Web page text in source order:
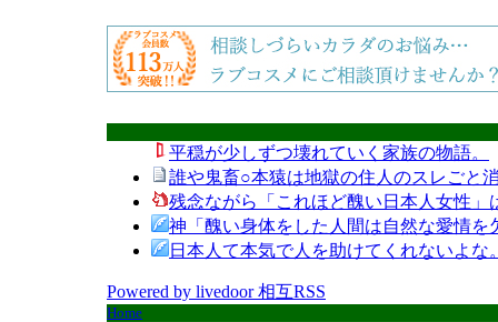
平穏が少しずつ壊れていく家族の物語。
誰や鬼畜○本猿は地獄の住人のスレごと
残念ながら「これほど醜い日本人女性
神「醜い身体をした人間は自然な愛情を
日本人て本気で人を助けてくれないよ
Powered by livedoor 相互RSS
Home